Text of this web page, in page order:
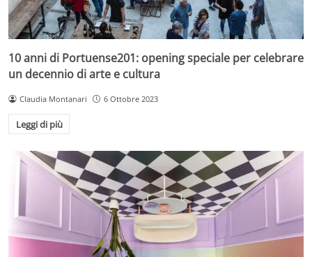
10 anni di Portuense201: opening speciale per celebrare
un decennio di arte e cultura
Claudia Montanari 6 Ottobre 2023
Leggi di più